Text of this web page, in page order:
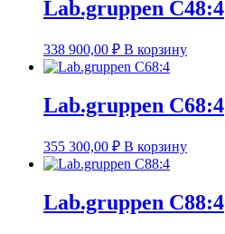
Lab.gruppen C48:4
338 900,00 ₽ В корзину
Lab.gruppen C68:4
355 300,00 ₽ В корзину
Lab.gruppen C88:4